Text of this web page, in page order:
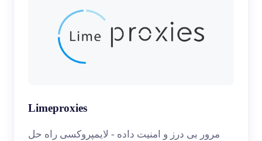
Limeproxies
مرور بی درز و امنیت داده - لایمپروکسی راه حل